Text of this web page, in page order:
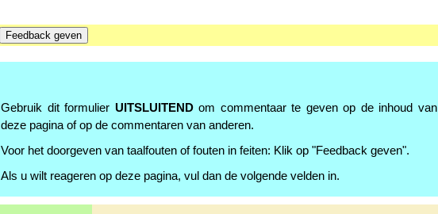
Gebruik dit formulier UITSLUITENDom commentaar te geven op de inhoud van
deze pagina of op de commentaren van anderen.
Voor het doorgeven van taalfouten of fouten in feiten: Klik op "Feedback geven".
Als u wilt reageren op deze pagina, vul dan de volgende velden in.